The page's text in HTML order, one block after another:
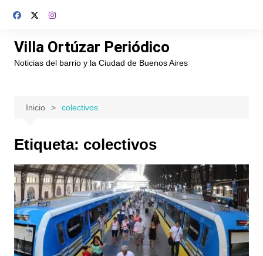
Villa Ortúzar Periódico
Noticias del barrio y la Ciudad de Buenos Aires
Inicio colectivos
Etiqueta: colectivos